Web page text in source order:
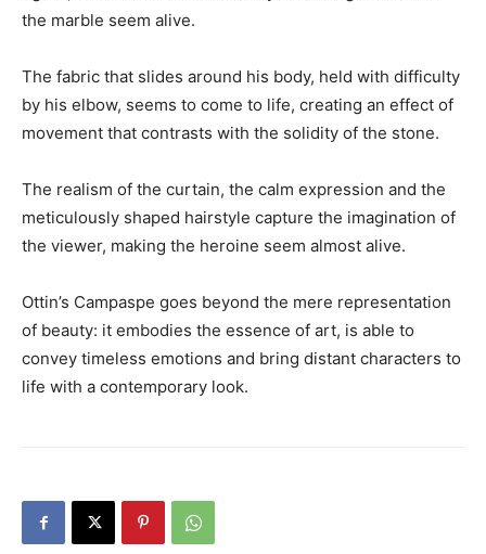
the marble seem alive.
The fabric that slides around his body, held with difficulty
by his elbow, seems to come to life, creating an effect of
movement that contrasts with the solidity of the stone.
The realism of the curtain, the calm expression and the
meticulously shaped hairstyle capture the imagination of
the viewer, making the heroine seem almost alive.
Ottin’s Campaspe goes beyond the mere representation
of beauty: it embodies the essence of art, is able to
convey timeless emotions and bring distant characters to
life with a contemporary look.